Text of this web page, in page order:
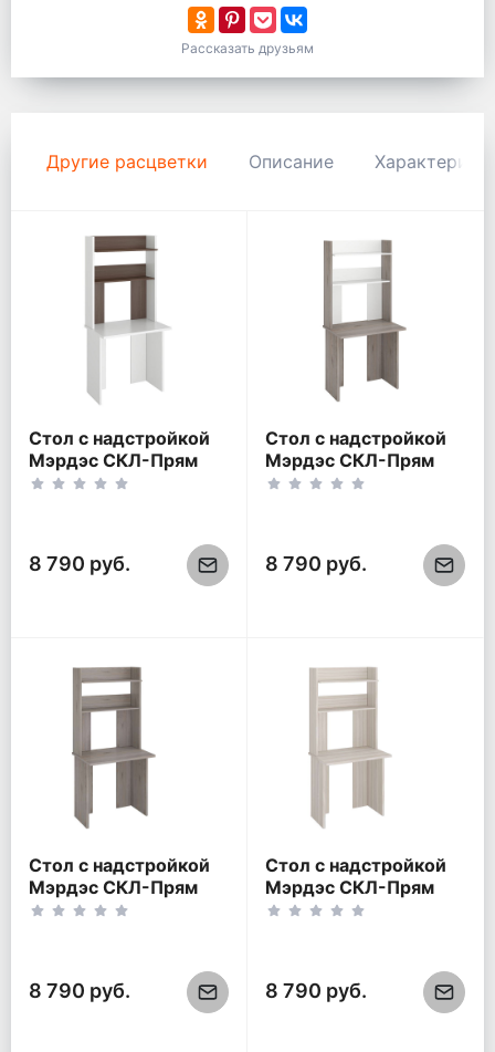
Рассказать друзьям
Другие расцветки Описание
Стол с надстройкой
Мэрдэс СКЛ-Прям
80(без
8 790 руб.
Стол с надстройкой
Мэрдэс СКЛ-Прям
80(без
8 790 руб.
Стол с надстройкой
Мэрдэс СКЛ-Прям
80(без
8 790 руб.
Стол с надстройкой
Мэрдэс СКЛ-Прям
80(без
8 790 руб.